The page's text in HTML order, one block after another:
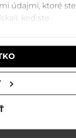
údajmi, ktoré ste
keď ste